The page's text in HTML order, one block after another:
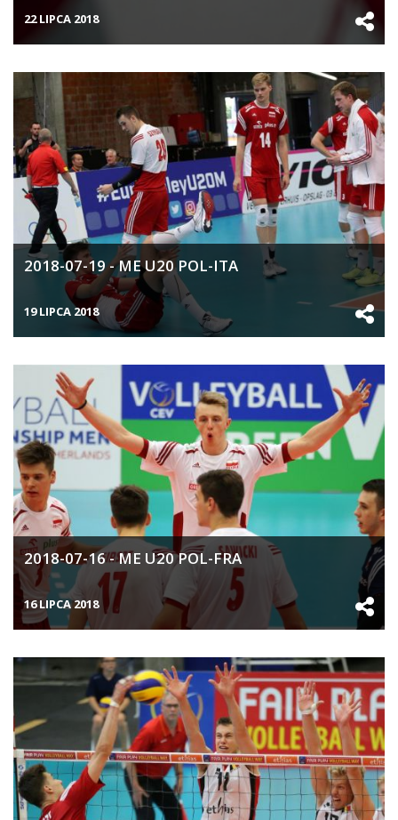
22 LIPCA 2018
2018-07-19 - ME U20 POL-ITA
19 LIPCA 2018
2018-07-16 - ME U20 POL-FRA
16 LIPCA 2018